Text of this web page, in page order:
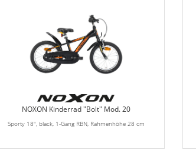
NOXON Kinderrad "Bolt" Mod. 20
Sporty 18", black, 1-Gang RBN, Rahmenhöhe 28 cm